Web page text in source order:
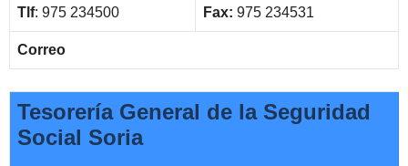
Tlf: 975 234500 Fax: 975 234531
Correo
Tesorería General de la Seguridad
Social Soria